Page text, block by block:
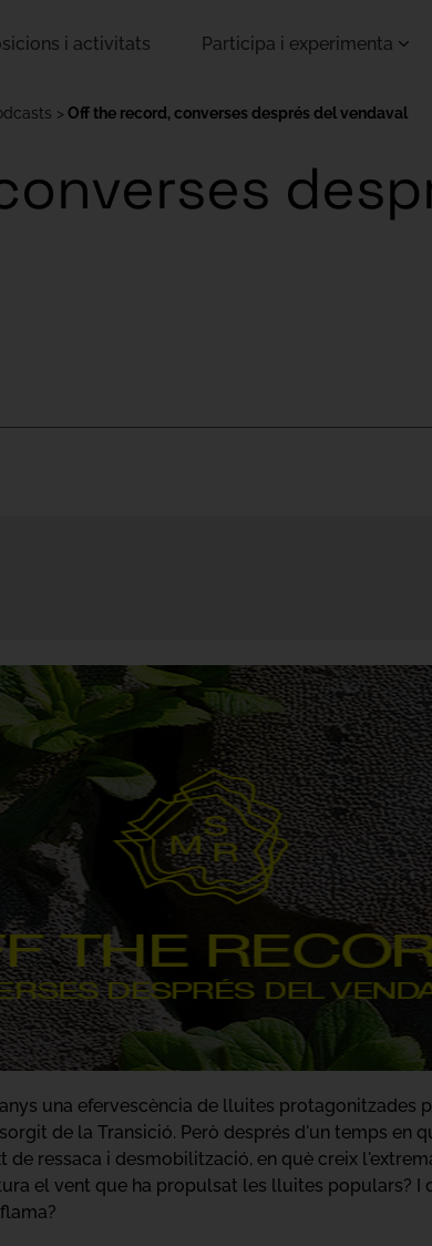
i activitats Participa i experimenta
Off the record, converses després del vendaval
una efervescència de lluites protagonitzades
de la Transició. Però després d'un temps en
de ressaca i desmobilització, en què creix
el vent que ha propulsat les lluites populars?